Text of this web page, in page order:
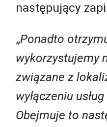
następujący
„Ponadto
wykorzystujemy
związane z
wyłączeniu
Obejmuje to